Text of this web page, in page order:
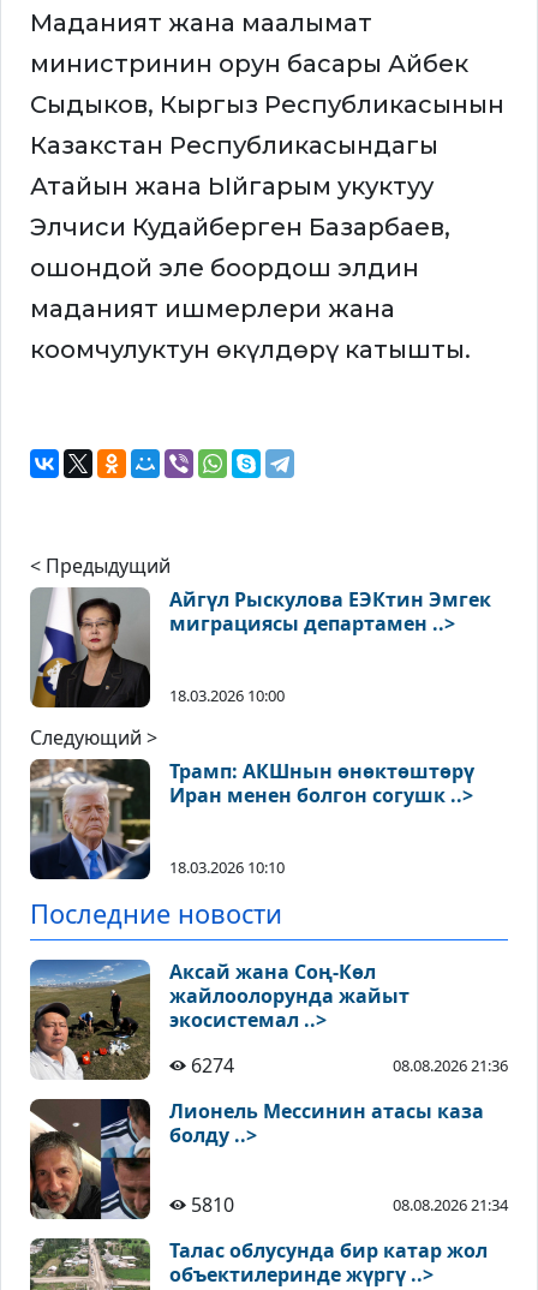
Маданият жана маалымат
министринин орун басары Айбек
Сыдыков, Кыргыз Республикасынын
Казакстан Республикасындагы
Атайын жана Ыйгарым укуктуу
Элчиси Кудайберген Базарбаев,
ошондой эле боордош элдин
маданият ишмерлери жана
коомчулуктун өкүлдөрү катышты.
< Предыдущий
Айгүл Рыскулова ЕЭКтин Эмгек
миграциясы департамен ..>
18.03.2026 10:00
Следующий >
Трамп: АКШнын өнөктөштөрү
Иран менен болгон согушк ..>
18.03.2026 10:10
Последние новости
Аксай жана Соң-Көл
жайлоолорунда жайыт
экосистемал ..>
6274
08.08.2026 21:36
Лионель Мессинин атасы каза
болду ..>
5810 08.08.2026 21:34
Талас облусунда бир катар жол
объектилеринде жүргү ..>